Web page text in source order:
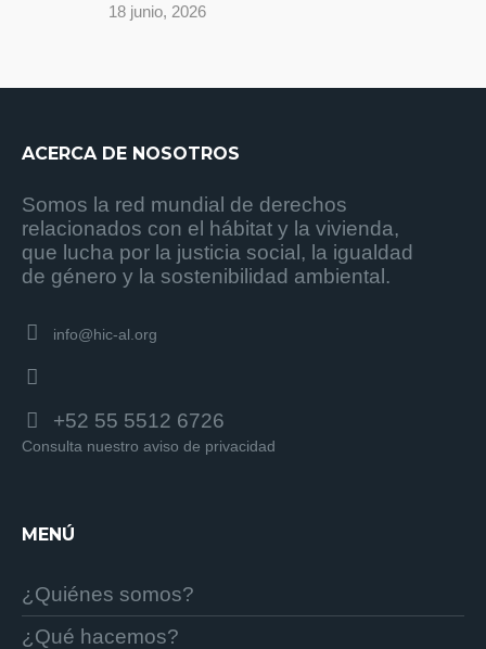
18 junio, 2026
ACERCA DE NOSOTROS
Somos la red mundial de derechos
relacionados con el hábitat y la vivienda,
que lucha por la justicia social, la igualdad
de género y la sostenibilidad ambiental.
info@hic-al.org
+52 55 5512 6726
Consulta nuestro aviso de privacidad
MENÚ
¿Quiénes somos?
¿Qué hacemos?